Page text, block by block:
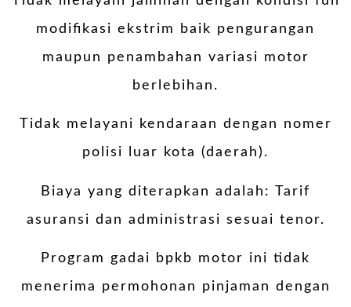
modifikasi ekstrim baik pengurangan
maupun penambahan variasi motor
berlebihan.
Tidak melayani kendaraan dengan nomer
polisi luar kota (daerah).
Biaya yang diterapkan adalah: Tarif
asuransi dan administrasi sesuai tenor.
Program gadai bpkb motor ini tidak
menerima permohonan pinjaman dengan